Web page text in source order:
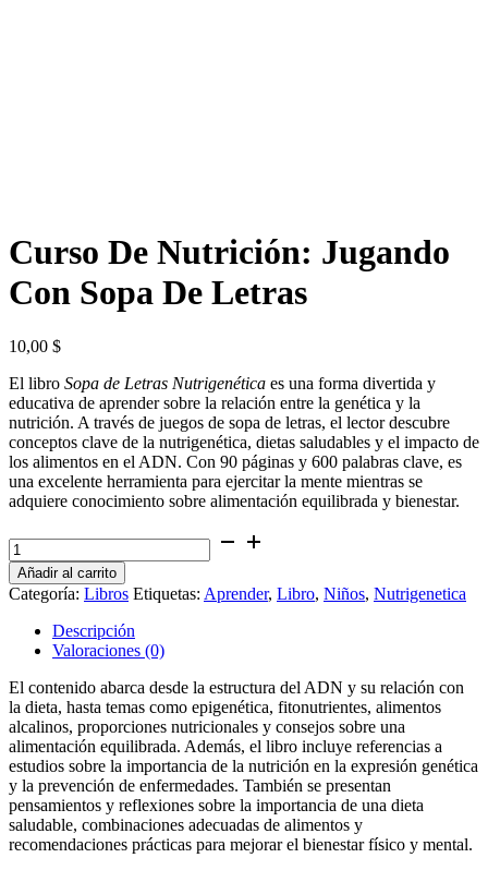
Curso De Nutrición: Jugando
Con Sopa De Letras
10,00 $
El libro Sopa de Letras Nutrigenética es una forma divertida y
educativa de aprender sobre la relación entre la genética y la
nutrición. A través de juegos de sopa de letras, el lector descubre
conceptos clave de la nutrigenética, dietas saludables y el impacto de
los alimentos en el ADN. Con 90 páginas y 600 palabras clave, es
una excelente herramienta para ejercitar la mente mientras se
adquiere conocimiento sobre alimentación equilibrada y bienestar.
Curso
De
Nutrición:
Jugando
Sopa
cantidad
Añadir al carrito
Categoría: Libros Etiquetas: Aprender, Libro, Niños, Nutrigenetica
Descripción
Valoraciones (0)
El contenido abarca desde la estructura del ADN y su relación con
la dieta, hasta temas como epigenética, fitonutrientes, alimentos
alcalinos, proporciones nutricionales y consejos sobre una
alimentación equilibrada. Además, el libro incluye referencias a
estudios sobre la importancia de la nutrición en la expresión genética
y la prevención de enfermedades. También se presentan
pensamientos y reflexiones sobre la importancia de una dieta
saludable, combinaciones adecuadas de alimentos y
recomendaciones prácticas para mejorar el bienestar físico y mental.